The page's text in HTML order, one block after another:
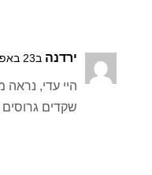
ירדנה ב23 באפריל 2020 ב3:58
היי עדי, נראה
שקדים